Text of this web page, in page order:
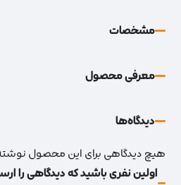
مشخصات
معرفی محصول
دیدگاه‌‌ها
هیچ دیدگاهی برای این محصول
اولین نفری باشید که دیدگاهی را